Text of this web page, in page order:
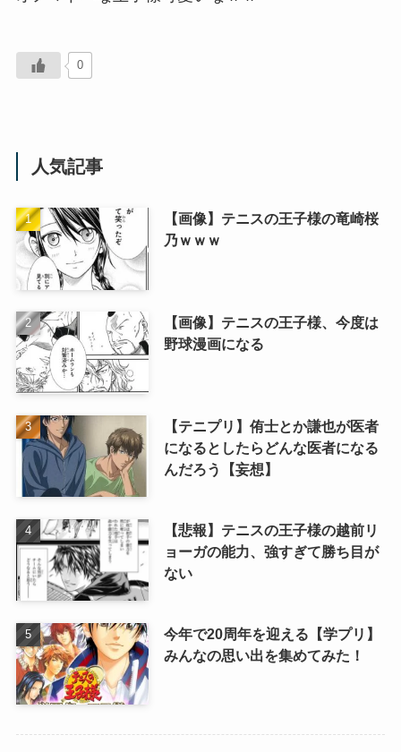
0
人気記事
【画像】テニスの王子様の竜崎桜
乃ｗｗｗ
【画像】テニスの王子様、今度は
野球漫画になる
【テニプリ】侑士とか謙也が医者
になるとしたらどんな医者になる
んだろう【妄想】
【悲報】テニスの王子様の越前リ
ョーガの能力、強すぎて勝ち目が
ない
今年で20周年を迎える【学プリ】
みんなの思い出を集めてみた！